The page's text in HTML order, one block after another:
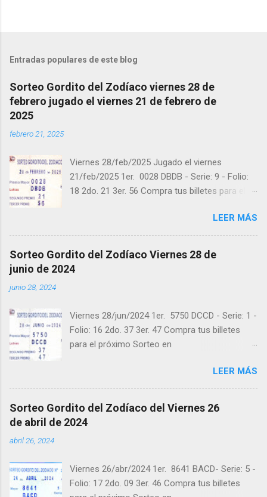
Entradas populares de este blog
Sorteo Gordito del Zodíaco viernes 28 de
febrero jugado el viernes 21 de febrero de
2025
febrero 21, 2025
Viernes 28/feb/2025 Jugado el viernes
21/feb/2025 1er. 0028 DBDB - Serie: 9 - Folio:
18 2do. 21 3er. 56 Compra tus billetes para el
instagram.com/balotas_panama - En Twitter:
@balotas y Facebook: facebook.com/balotas
"Buena Suerte" para el próximo sorteo,
recuerden visitarnos en balotas.com para
conocer los datos que le ayudaran a ganar y
LEER MÁS
Sorteo Gordito del Zodíaco Viernes 28 de
junio de 2024
junio 28, 2024
Viernes 28/jun/2024 1er. 5750 DCCD - Serie: 1 -
Folio: 16 2do. 37 3er. 47 Compra tus billetes
para el próximo Sorteo en
Instagram: instagram.com/balotas_panama -
En Twitter: @balotas y Facebook:
facebook.com/balotas Pruebe su suerte en las
próximo sorteo, recuerden visitarnos en
balotas.com para conocer los datos que le
LEER MÁS
Sorteo Gordito del Zodíaco del Viernes 26
de abril de 2024
abril 26, 2024
Viernes 26/abr/2024 1er. 8641 BACD- Serie: 5 -
Folio: 17 2do. 09 3er. 46 Compra tus billetes